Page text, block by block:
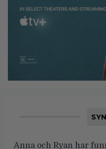
Anna och Ryan har